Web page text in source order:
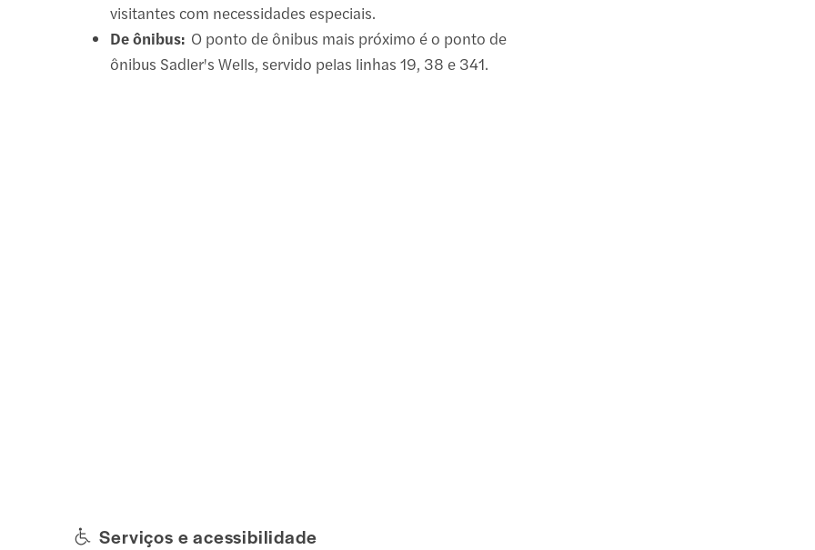
visitantes com necessidades especiais.
De ônibus: O ponto de ônibus mais próximo é o ponto de
ônibus Sadler's Wells, servido pelas linhas 19, 38 e 341.
Serviços e acessibilidade